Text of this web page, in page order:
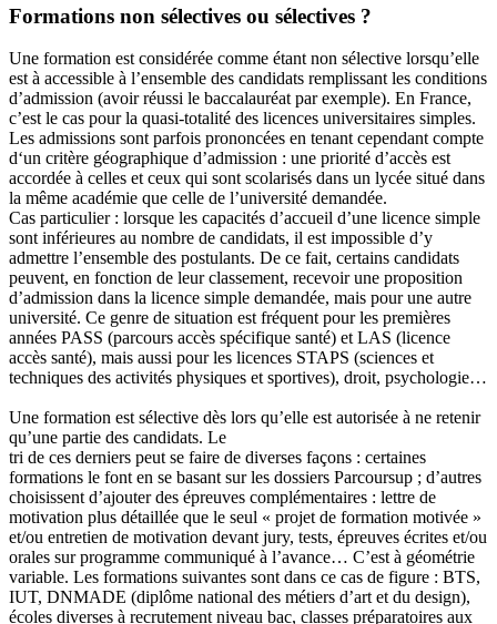
Formations non sélectives ou sélectives ?
Une formation est considérée comme étant non sélective lorsqu’elle
est à accessible à l’ensemble des candidats remplissant les conditions
d’admission (avoir réussi le baccalauréat par exemple). En France,
c’est le cas pour la quasi-totalité des licences universitaires simples.
Les admissions sont parfois prononcées en tenant cependant compte
d‘un critère géographique d’admission : une priorité d’accès est
accordée à celles et ceux qui sont scolarisés dans un lycée situé dans
la même académie que celle de l’université demandée.
Cas particulier : lorsque les capacités d’accueil d’une licence simple
sont inférieures au nombre de candidats, il est impossible d’y
admettre l’ensemble des postulants. De ce fait, certains candidats
peuvent, en fonction de leur classement, recevoir une proposition
d’admission dans la licence simple demandée, mais pour une autre
université. Ce genre de situation est fréquent pour les premières
années PASS (parcours accès spécifique santé) et LAS (licence
accès santé), mais aussi pour les licences STAPS (sciences et
techniques des activités physiques et sportives), droit, psychologie…
Une formation est sélective dès lors qu’elle est autorisée à ne retenir
qu’une partie des candidats. Le
tri de ces derniers peut se faire de diverses façons : certaines
formations le font en se basant sur les dossiers Parcoursup ; d’autres
choisissent d’ajouter des épreuves complémentaires : lettre de
motivation plus détaillée que le seul « projet de formation motivée »
et/ou entretien de motivation devant jury, tests, épreuves écrites et/ou
orales sur programme communiqué à l’avance… C’est à géométrie
variable. Les formations suivantes sont dans ce cas de figure : BTS,
IUT, DNMADE (diplôme national des métiers d’art et du design),
écoles diverses à recrutement niveau bac, classes préparatoires aux